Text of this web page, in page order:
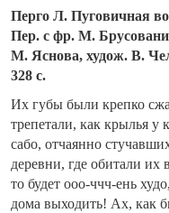
Перго Л. Пуговичная
Пер. с фр. М.
М. Яснова, худож. В.
328 с.
Их губы были крепко
трепетали, как крылья
сабо, отчаянно
деревни, где обитали их
то будет ооо-ччч-ень
дома выходить! Ах, как